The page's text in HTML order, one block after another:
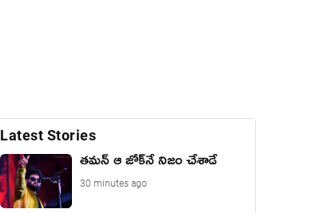
Latest Stories
తమన్ ఆ జోక్‌నే నిజం చేశాడే
30 minutes ago